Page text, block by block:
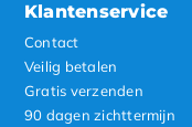
Klantenservice
Contact
Veilig betalen
Gratis verzenden
90 dagen zichttermijn